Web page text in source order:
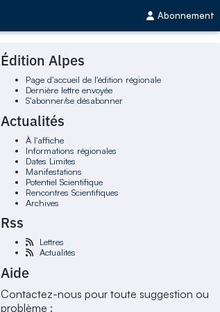
Abonnement
Édition Alpes
Page d'accueil de l'édition régionale
Dernière lettre envoyée
S'abonner/se désabonner
Actualités
À l'affiche
Informations régionales
Dates Limites
Manifestations
Potentiel Scientifique
Rencontres Scientifiques
Archives
Rss
Lettres
Actualités
Aide
Contactez-nous pour toute suggestion ou
problème :